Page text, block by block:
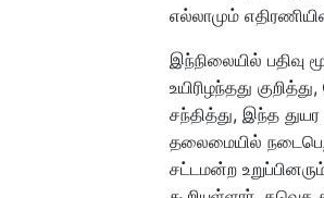
எல்லாமும்
இந்நிலையில் பதிவு
உயிரிழந்தது
சந்தித்து, இந்த
தலைமையில்
சட்டமன்ற